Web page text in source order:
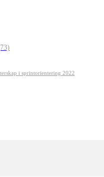
i sprintorientering 2022